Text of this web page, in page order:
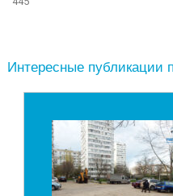
Интересные публикации